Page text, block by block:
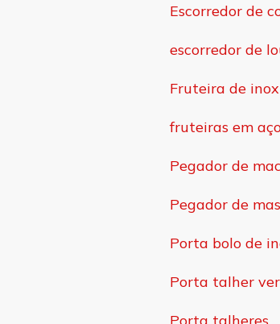
Escorredor de
escorredor de
Fruteira de inox
fruteiras em
Pegador de
Pegador de
Porta bolo de
Porta talher